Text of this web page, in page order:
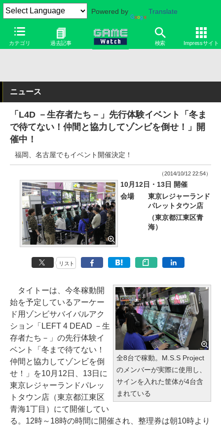
Powered by Translate
カテゴリ 過去記事 検索 Impressサイト
ニュース
「L4D －生存者たち－」先行体験イベント「冬ま
で待てない！仲間と協力してゾンビを倒せ！」開
催中！
福岡、名古屋でもイベント開催決定！
（2014/10/12 22:54）
10月12日・13日 開催
会場
東京レジャーランド
パレットタウン店
（東京都江東区青
海）
リスト
全8台で稼動。M.S.S Project
のメンバーが実際に使用し、
サインを入れた筐体が4台含
まれている
タイトーは、今冬稼動開
始を予定しているアーケー
ド用ゾンビサバイバルアク
ション「LEFT 4 DEAD －生
存者たち－」の先行体験イ
ベント「冬まで待てない！
仲間と協力してゾンビを倒
せ！」を10月12日、13日に
東京レジャーランドパレッ
トタウン店（東京都江東区
青海1丁目）にて開催してい
る。12時～18時の時間に開催され、整理券は朝10時より